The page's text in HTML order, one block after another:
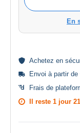
En
Achetez en
Envoi à partir
Frais de
Il reste 1 jour